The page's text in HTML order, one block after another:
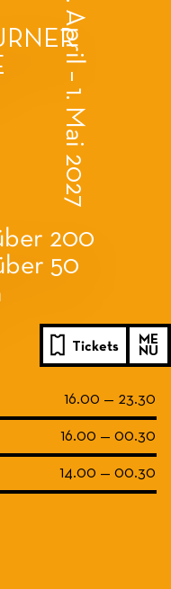
29. April – 1. Mai 2027
Tickets
ME
NU
16.00 — 23.30
16.00 — 00.30
14.00 — 00.30